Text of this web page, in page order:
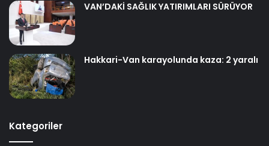
VAN’DAKİ SAĞLIK YATIRIMLARI SÜRÜYOR
Hakkari-Van karayolunda kaza: 2 yaralı
Kategoriler